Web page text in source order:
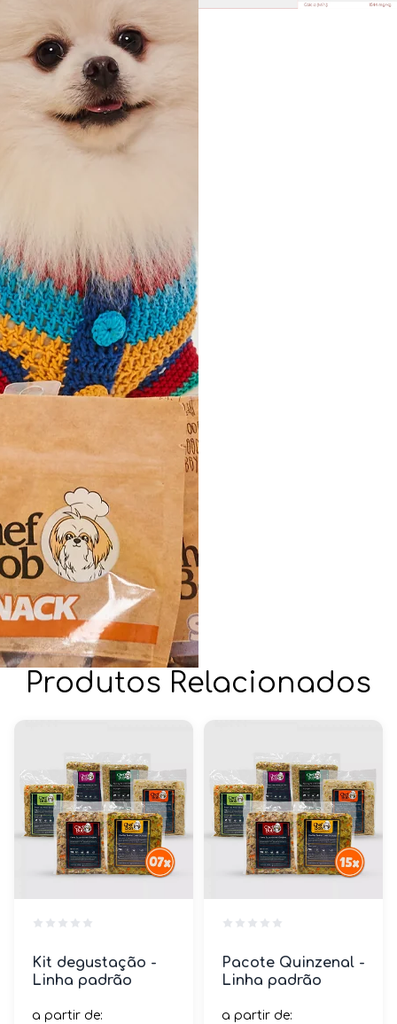
Produtos Relacionados
Kit degustação -
Linha padrão
a partir de:
Pacote Quinzenal -
Linha padrão
a partir de: